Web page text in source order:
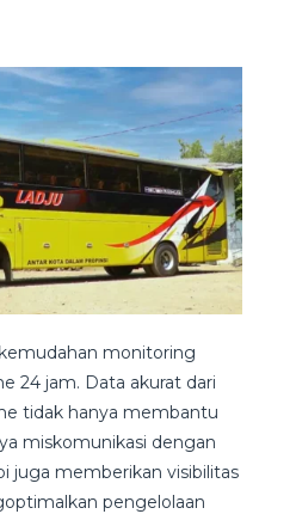
monitoring
24 jam. Data akurat dari
tidak hanya membantu
miskomunikasi dengan
juga memberikan visibilitas
pengelolaan